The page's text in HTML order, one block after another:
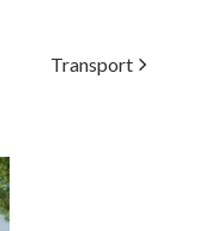
Transport